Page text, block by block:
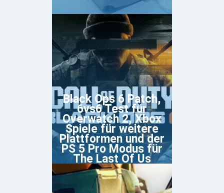
Black Ops 6 Patch,
6vs6 Test für
Overwatch 2, Xbox
Spiele für weitere
Plattformen und der
PS 5 Pro Modus für
The Last Of Us